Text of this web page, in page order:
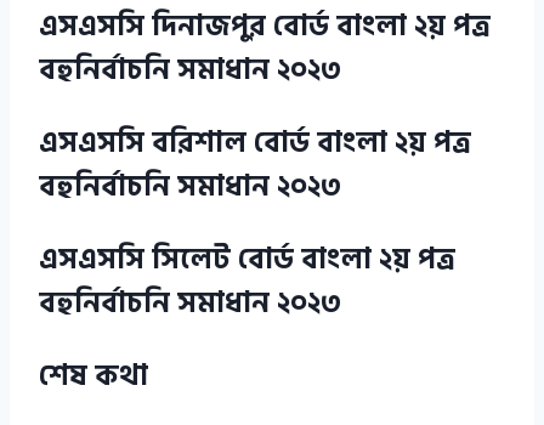
এসএসসি দিনাজপুর বোর্ড বাংলা ২য় পত্র
বহুনির্বাচনি সমাধান ২০২৩
এসএসসি বরিশাল বোর্ড বাংলা ২য় পত্র
বহুনির্বাচনি সমাধান ২০২৩
এসএসসি সিলেট বোর্ড বাংলা ২য় পত্র
বহুনির্বাচনি সমাধান ২০২৩
শেষ কথা